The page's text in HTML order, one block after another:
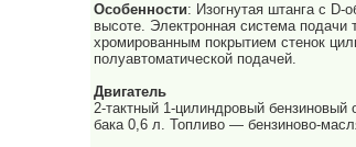
Особенности: Изогнутая штанга с D-
высоте. Электронная система подачи
хромированным покрытием стенок
полуавтоматической подачей.
Двигатель
2-тактный 1-цилиндровый
бака 0,6 л. Топливо — бензиново-